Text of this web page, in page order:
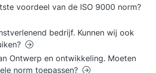
voordeel van de ISO 9000 norm?
bedrijf. Kunnen wij ook
Ontwerp en ontwikkeling. Moeten
norm toepassen?